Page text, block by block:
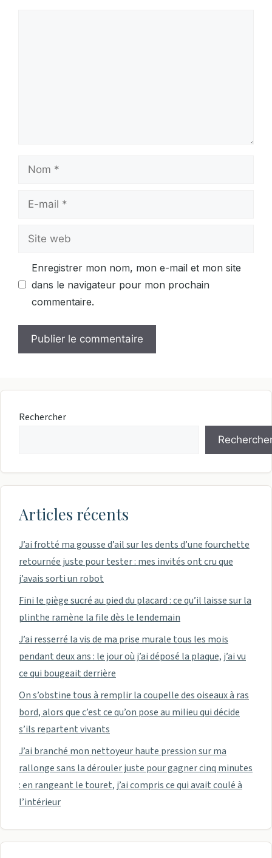
Nom
Site
Enregistrer mon nom, mon e-mail et mon site
dans le navigateur pour mon prochain
commentaire.
Rechercher
Articles récents
J’ai frotté ma gousse d’ail sur les dents d’une fourchette
retournée juste pour tester : mes invités ont cru que
j’avais sorti un robot
Fini le piège sucré au pied du placard : ce qu’il laisse sur la
plinthe ramène la file dès le lendemain
J’ai resserré la vis de ma prise murale tous les mois
pendant deux ans : le jour où j’ai déposé la plaque, j’ai vu
ce qui bougeait derrière
On s’obstine tous à remplir la coupelle des oiseaux à ras
bord, alors que c’est ce qu’on pose au milieu qui décide
s’ils repartent vivants
J’ai branché mon nettoyeur haute pression sur ma
rallonge sans la dérouler juste pour gagner cinq minutes
: en rangeant le touret, j’ai compris ce qui avait coulé à
l’intérieur